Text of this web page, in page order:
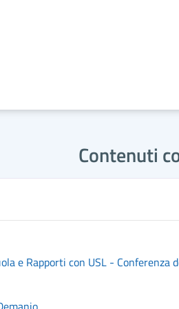
Contenuti
e Rapporti con USL - Conferenza